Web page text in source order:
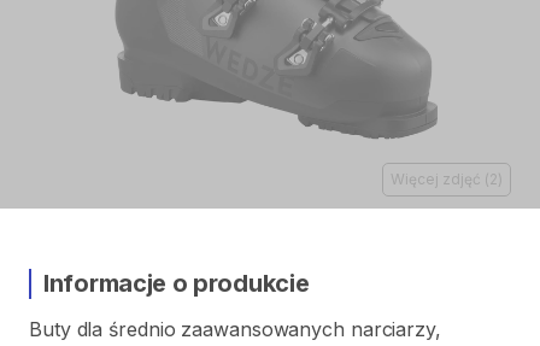
Więcej zdjęć (2 )
Informacje o produkcie
Buty dla średnio zaawansowanych narciarzy​,​